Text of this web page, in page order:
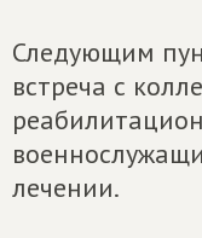
Следующим
встреча с
лечении.